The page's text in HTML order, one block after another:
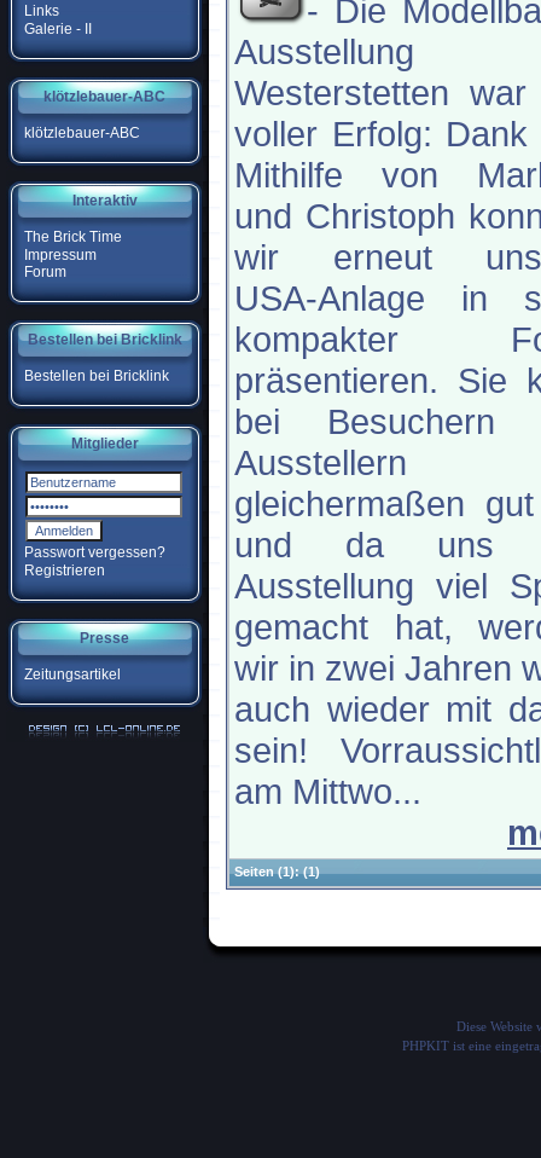
Links
Galerie - II
klötzlebauer-ABC
klötzlebauer-ABC
Interaktiv
The Brick Time
Impressum
Forum
Bestellen bei Bricklink
Bestellen bei Bricklink
Mitglieder
Passwort vergessen?
Registrieren
Presse
Zeitungsartikel
- Die
Ausstellung
Westerstetten
voller Erfolg: Dank
Mithilfe von
und Christoph
wir erneut
USA-Anlage in
kompakter
präsentieren. Sie
bei Besuchern
Ausstellern
gleichermaßen
und da uns
Ausstellung viel
gemacht hat,
wir in zwei Jahren
auch wieder mit
sein!
am Mittwo...
Seiten(1):(1)
Diese Website
PHPKIT ist eine